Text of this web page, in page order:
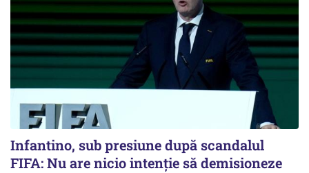
Infantino, sub presiune după scandalul
FIFA: Nu are nicio intenție să demisioneze